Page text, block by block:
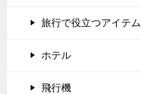
旅行で役立つアイテム
ホテル
飛行機